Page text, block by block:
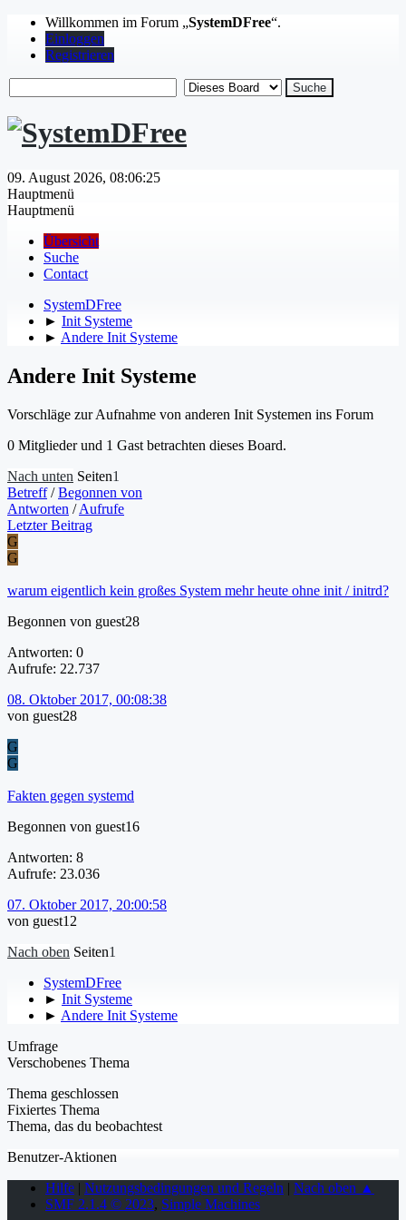
Willkommen im Forum „SystemDFree“.
Einloggen
Registrieren
09. August 2026, 08:06:25
Hauptmenü
Hauptmenü
Übersicht
Suche
Contact
SystemDFree
► Init Systeme
► Andere Init Systeme
Andere Init Systeme
Vorschläge zur Aufnahme von anderen Init Systemen ins Forum
0 Mitglieder und 1 Gast betrachten dieses Board.
Nach unten Seiten1
Betreff/Begonnen von
Antworten /Aufrufe
Letzter Beitrag
G
G
warum eigentlich kein großes System mehr heute ohne init / initrd?
Begonnen von guest28
Antworten: 0
Aufrufe: 22.737
08. Oktober 2017, 00:08:38
von guest28
G
G
Fakten gegen systemd
Begonnen von guest16
Antworten: 8
Aufrufe: 23.036
07. Oktober 2017, 20:00:58
von guest12
Nach oben Seiten1
SystemDFree
► Init Systeme
► Andere Init Systeme
Umfrage
Verschobenes Thema
Thema geschlossen
Fixiertes Thema
Thema, das du beobachtest
Benutzer-Aktionen
Hilfe | Nutzungsbedingungen und Regeln | Nach oben ▲
SMF 2.1.4 © 2023, Simple Machines